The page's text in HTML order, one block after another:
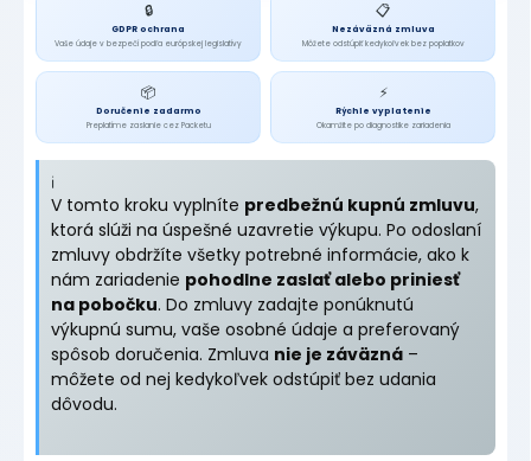
🔒
GDPR ochrana
Vaše údaje v bezpečí podľa európskej legislatívy
📋
Nezáväzná zmluva
Môžete odstúpiť kedykoľvek bez poplatkov
📦
Doručenie zadarmo
Preplatíme zaslanie cez Packetu
⚡
Rýchle vyplatenie
Okamžite po diagnostike zariadenia
ℹ️
V tomto kroku vyplníte predbežnú kupnú zmluvu,
ktorá slúži na úspešné uzavretie výkupu. Po odoslaní
zmluvy obdržíte všetky potrebné informácie, ako k
nám zariadenie pohodlne zaslať alebo priniesť
na pobočku. Do zmluvy zadajte ponúknutú
výkupnú sumu, vaše osobné údaje a preferovaný
spôsob doručenia. Zmluva nie je záväzná –
môžete od nej kedykoľvek odstúpiť bez udania
dôvodu.